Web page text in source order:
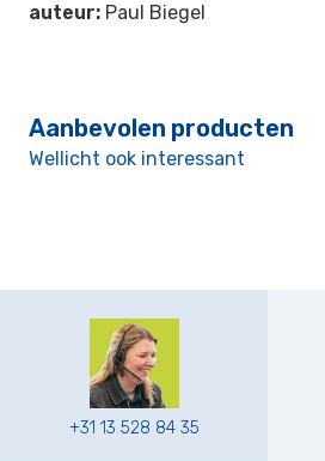
auteur: Paul Biegel
Aanbevolen producten
Wellicht ook interessant
+31 13 528 84 35